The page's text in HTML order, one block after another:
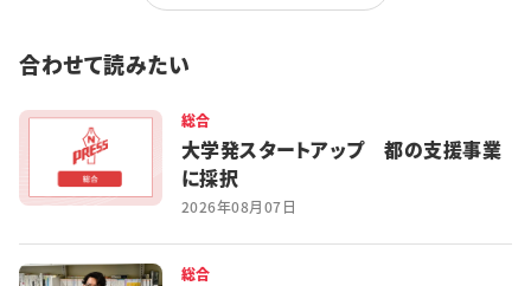
合わせて読みたい
総合
大学発スタートアップ 都の支援事業
に採択
2026年08月07日
総合